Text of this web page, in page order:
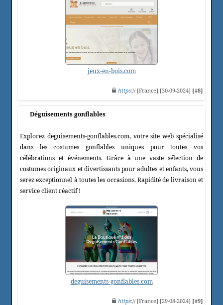
jeux-en-bois.com
https:// [France] [30-09-2024] [#8]
Déguisements gonflables
Explorez deguisements-gonflables.com, votre site web spécialisé
dans les costumes gonflables uniques pour toutes vos
célébrations et événements. Grâce à une vaste sélection de
costumes originaux et divertissants pour adultes et enfants, vous
serez exceptionnel à toutes les occasions. Rapidité de livraison et
service client réactif !
deguisements-gonflables.com
https:// [France] [29-08-2024] [#9]